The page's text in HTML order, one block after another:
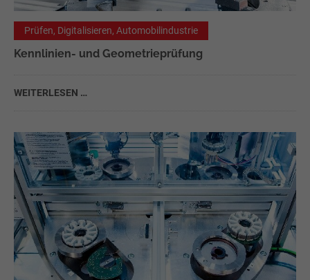
Prüfen, Digitalisieren, Automobilindustrie
Kennlinien- und Geometrieprüfung
WEITERLESEN …